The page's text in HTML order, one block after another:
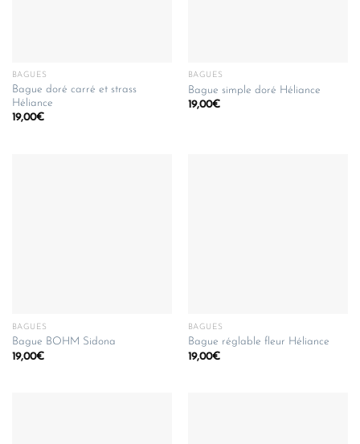
BAGUES
Bague doré carré et strass
Héliance
19,00€
BAGUES
Bague simple doré Héliance
19,00€
BAGUES
Bague BOHM Sidona
19,00€
BAGUES
Bague réglable fleur Héliance
19,00€